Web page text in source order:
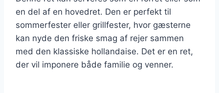
en del af en hovedret. Den er perfekt til
sommerfester eller grillfester, hvor gæsterne
kan nyde den friske smag af rejer sammen
med den klassiske hollandaise. Det er en ret,
der vil imponere både familie og venner.